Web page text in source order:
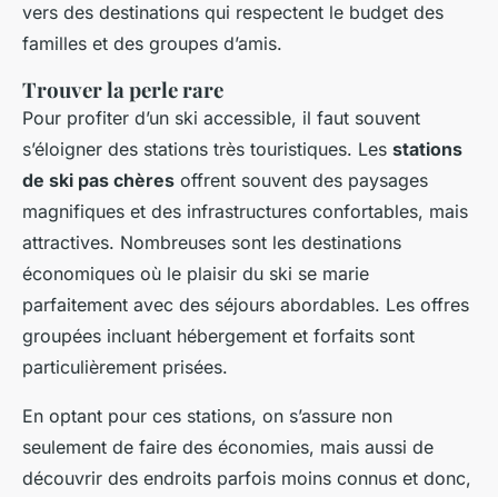
vers des destinations qui respectent le budget des
familles et des groupes d’amis.
Trouver la perle rare
Pour profiter d’un ski accessible, il faut souvent
s’éloigner des stations très touristiques. Les stations
de ski pas chères offrent souvent des paysages
magnifiques et des infrastructures confortables, mais
attractives. Nombreuses sont les destinations
économiques où le plaisir du ski se marie
parfaitement avec des séjours abordables. Les offres
groupées incluant hébergement et forfaits sont
particulièrement prisées.
En optant pour ces stations, on s’assure non
seulement de faire des économies, mais aussi de
découvrir des endroits parfois moins connus et donc,